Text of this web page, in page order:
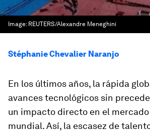
Image: REUTERS/Alexandre Meneghini
Stéphanie Chevalier Naranjo
En los últimos años, la rápida
avances tecnológicos sin
un impacto directo en el
mundial. Así, la escasez de